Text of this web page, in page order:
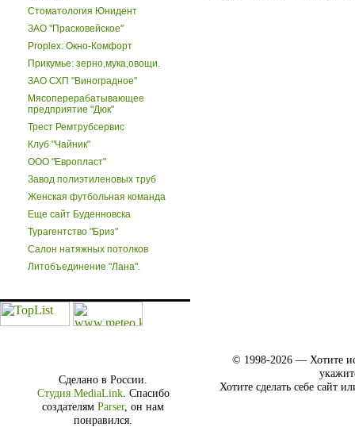
Стоматология Юнидент
ЗАО "Прасковейское"
Proplex: Окно-Комфорт
Прикумье: зерно,мука,овощи.
ЗАО СХП "Виноградное"
Мясоперерабатывающее
предприятие "Дюк"
Трест Ремтрубсервис
Клуб "Чайник"
ООО "Европласт"
Завод полиэтиленовых труб
Женская футбольная команда
Еще сайт Буденновска
Турагентство "Бриз"
Салон натяжных потолков
Литобъединение "Лана".
Сделано в России.
Студия MediaLink. Спасибо
создателям Parser, он нам
понравился.
© 1998-2026 — Хотите
Хотите сделать себе сайт